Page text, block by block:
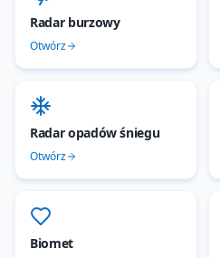
Radar burzowy
Otwórz
Radar opadów śniegu
Otwórz
Biomet